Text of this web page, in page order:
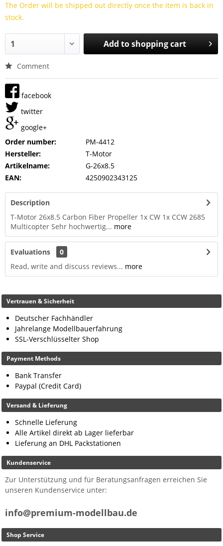
The Order will be shipped out directly once the item is back in
stock.
Add toshopping cart
Comment
facebook
twitter
google+
Order number:
PM-4412
Hersteller:
T-Motor
Artikelname:
G-26x8.5
EAN:
4250902343125
Description
T-Motor 26x8.5 Carbon Fiber Propeller 1x CW 1x CCW 2685
Multicopter Sehr hochwertig... more
Evaluations
0
Read, write and discuss reviews... more
Vertrauen & Sicherheit
Deutscher Fachhändler
Jahrelange Modellbauerfahrung
SSL-Verschlüsselter Shop
Payment Methods
Bank Transfer
Paypal (Credit Card)
Versand & Lieferung
Schnelle Lieferung
Alle Artikel direkt ab Lager lieferbar
Lieferung an DHL Packstationen
Kundenservice
Zur Unterstützung und für Beratungsanfragen erreichen Sie
unseren Kundenservice unter:
info@premium-modellbau.de
Shop Service